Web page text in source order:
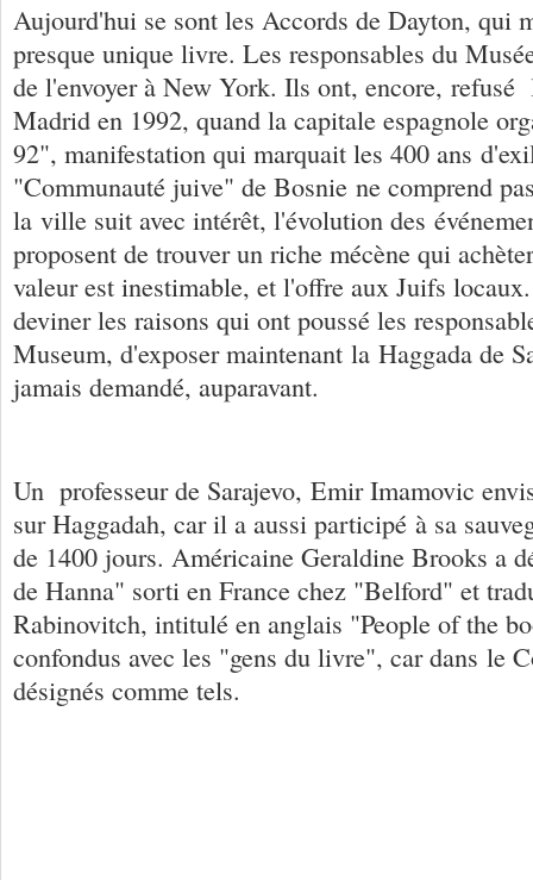
Aujourd'hui se sont les Accords de Dayton, qui
presque unique livre. Les responsables du
de l'envoyer à New York. Ils ont, encore, refusé
Madrid en 1992, quand la capitale espagnole
92", manifestation qui marquait les 400 ans
"Communauté juive" de Bosnie ne comprend
la ville suit avec intérêt, l'évolution des
proposent de trouver un riche mécène qui
valeur est inestimable, et l'offre aux Juifs
deviner les raisons qui ont poussé les
Museum, d'exposer maintenant la Haggada de
jamais demandé, auparavant.
Un professeur de Sarajevo, Emir Imamovic
sur Haggadah, car il a aussi participé à sa
de 1400 jours. Américaine Geraldine Brooks a
de Hanna" sorti en France chez "Belford" et
Rabinovitch, intitulé en anglais "People of the
confondus avec les "gens du livre", car dans le
désignés comme tels.